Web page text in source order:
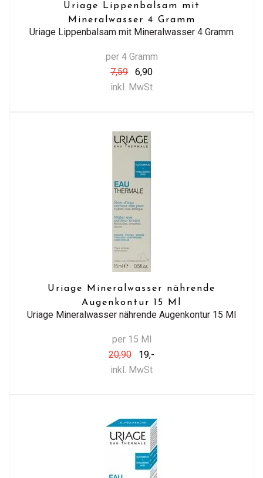
Uriage Lippenbalsam mit
Mineralwasser 4 Gramm
Uriage Lippenbalsam mit Mineralwasser 4 Gramm
per 4 Gramm
7,59
6,90
inkl. MwSt
Uriage Mineralwasser nährende
Augenkontur 15 Ml
Uriage Mineralwasser nährende Augenkontur 15 Ml
per 15 Ml
20,90
19,-
inkl. MwSt